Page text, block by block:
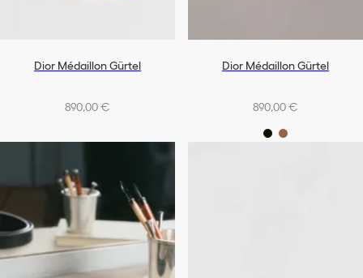
Dior Médaillon Gürtel
890,00 €
Dior Médaillon Gürtel
890,00 €